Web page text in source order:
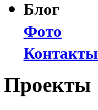
Блог
Фото
Контакты
Проекты